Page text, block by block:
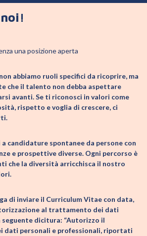
una posizione aperta
abbiamo ruoli specifici da ricoprire, ma
che il talento non debba aspettare
avanti. Se ti riconosci in valori come
rispetto e voglia di crescere, ci
candidature spontanee da persone con
e prospettive diverse. Ogni percorso è
che la diversità arricchisca il nostro
di inviare il Curriculum Vitae con data,
al trattamento dei dati
seguente dicitura: “Autorizzo il
dati personali e professionali, riportati